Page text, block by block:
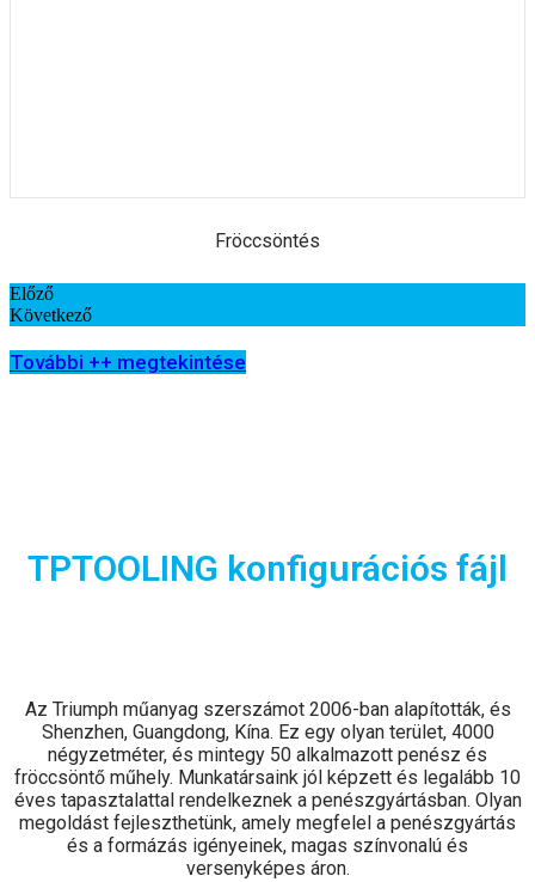
Fröccsöntés
Előző
Következő
További ++ megtekintése
TPTOOLING konfigurációs fájl
Az Triumph műanyag szerszámot 2006-ban alapították, és
Shenzhen, Guangdong, Kína. Ez egy olyan terület, 4000
négyzetméter, és mintegy 50 alkalmazott penész és
fröccsöntő műhely. Munkatársaink jól képzett és legalább 10
éves tapasztalattal rendelkeznek a penészgyártásban. Olyan
megoldást fejleszthetünk, amely megfelel a penészgyártás
és a formázás igényeinek, magas színvonalú és
versenyképes áron.